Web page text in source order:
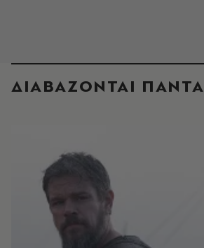
ΔΙΑΒΑΖΟΝΤΑΙ ΠΑΝΤΑ